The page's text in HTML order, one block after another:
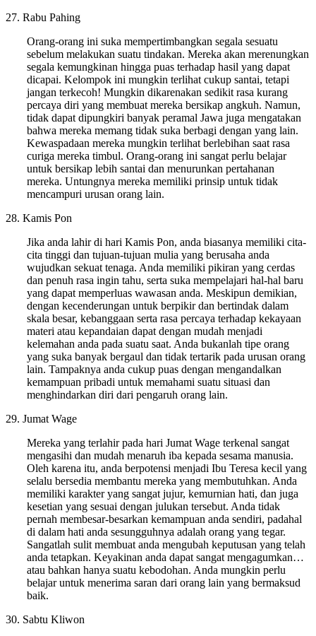
27. Rabu Pahing
Orang-orang ini suka mempertimbangkan segala sesuatu
sebelum melakukan suatu tindakan. Mereka akan merenungkan
segala kemungkinan hingga puas terhadap hasil yang dapat
dicapai. Kelompok ini mungkin terlihat cukup santai, tetapi
jangan terkecoh! Mungkin dikarenakan sedikit rasa kurang
percaya diri yang membuat mereka bersikap angkuh. Namun,
tidak dapat dipungkiri banyak peramal Jawa juga mengatakan
bahwa mereka memang tidak suka berbagi dengan yang lain.
Kewaspadaan mereka mungkin terlihat berlebihan saat rasa
curiga mereka timbul. Orang-orang ini sangat perlu belajar
untuk bersikap lebih santai dan menurunkan pertahanan
mereka. Untungnya mereka memiliki prinsip untuk tidak
mencampuri urusan orang lain.
28. Kamis Pon
Jika anda lahir di hari Kamis Pon, anda biasanya memiliki cita-
cita tinggi dan tujuan-tujuan mulia yang berusaha anda
wujudkan sekuat tenaga. Anda memiliki pikiran yang cerdas
dan penuh rasa ingin tahu, serta suka mempelajari hal-hal baru
yang dapat memperluas wawasan anda. Meskipun demikian,
dengan kecenderungan untuk berpikir dan bertindak dalam
skala besar, kebanggaan serta rasa percaya terhadap kekayaan
materi atau kepandaian dapat dengan mudah menjadi
kelemahan anda pada suatu saat. Anda bukanlah tipe orang
yang suka banyak bergaul dan tidak tertarik pada urusan orang
lain. Tampaknya anda cukup puas dengan mengandalkan
kemampuan pribadi untuk memahami suatu situasi dan
menghindarkan diri dari pengaruh orang lain.
29. Jumat Wage
Mereka yang terlahir pada hari Jumat Wage terkenal sangat
mengasihi dan mudah menaruh iba kepada sesama manusia.
Oleh karena itu, anda berpotensi menjadi Ibu Teresa kecil yang
selalu bersedia membantu mereka yang membutuhkan. Anda
memiliki karakter yang sangat jujur, kemurnian hati, dan juga
kesetian yang sesuai dengan julukan tersebut. Anda tidak
pernah membesar-besarkan kemampuan anda sendiri, padahal
di dalam hati anda sesungguhnya adalah orang yang tegar.
Sangatlah sulit membuat anda mengubah keputusan yang telah
anda tetapkan. Keyakinan anda dapat sangat mengagumkan…
atau bahkan hanya suatu kebodohan. Anda mungkin perlu
belajar untuk menerima saran dari orang lain yang bermaksud
baik.
30. Sabtu Kliwon